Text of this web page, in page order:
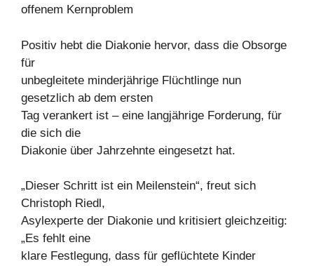
offenem Kernproblem
Positiv hebt die Diakonie hervor, dass die Obsorge
für
unbegleitete minderjährige Flüchtlinge nun
gesetzlich ab dem ersten
Tag verankert ist – eine langjährige Forderung, für
die sich die
Diakonie über Jahrzehnte eingesetzt hat.
„Dieser Schritt ist ein Meilenstein“, freut sich
Christoph Riedl,
Asylexperte der Diakonie und kritisiert gleichzeitig:
„Es fehlt eine
klare Festlegung, dass für geflüchtete Kinder